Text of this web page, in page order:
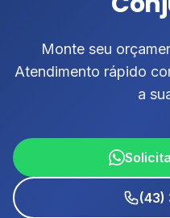
Monte seu
Atendimento rápido
a
(43)